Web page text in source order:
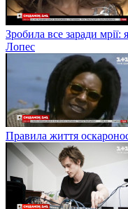
Зробила все заради
Лопес
Правила життя